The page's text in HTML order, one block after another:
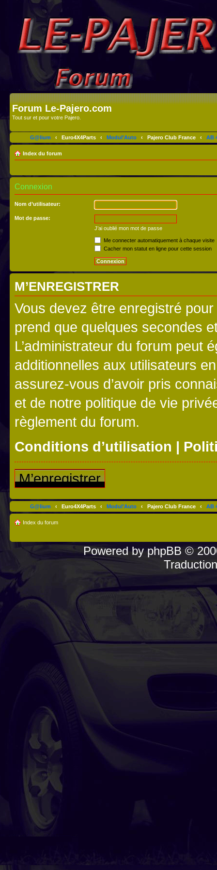
Forum Le-Pajero.com
Tout sur et pour votre Pajero.
G@lium ‹ Euro4X4Parts ‹ Modul'Auto ‹ Pajero Club France ‹ AB
Index du forum
Connexion
Nom d’utilisateur:
Mot de passe:
J’ai oublié mon mot de passe
Me connecter automatiquement à chaque visite
Cacher mon statut en ligne pour cette session
M’ENREGISTRER
Vous devez être enregistré
prend que quelques secondes
L’administrateur du forum peut
additionnelles aux utilisateurs
assurez-vous d’avoir pris
et de notre politique de vie
règlement du forum.
Conditions d’utilisation |
M’enregistrer
G@lium ‹ Euro4X4Parts ‹ Modul'Auto ‹ Pajero Club France ‹ AB
Index du forum
Powered byphpBB©